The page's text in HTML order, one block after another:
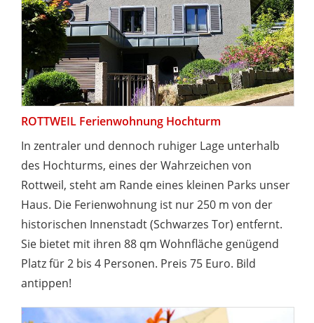
ROTTWEIL Ferienwohnung Hochturm
In zentraler und dennoch ruhiger Lage unterhalb
des Hochturms, eines der Wahrzeichen von
Rottweil, steht am Rande eines kleinen Parks unser
Haus. Die Ferienwohnung ist nur 250 m von der
historischen Innenstadt (Schwarzes Tor) entfernt.
Sie bietet mit ihren 88 qm Wohnfläche genügend
Platz für 2 bis 4 Personen. Preis 75 Euro. Bild
antippen!